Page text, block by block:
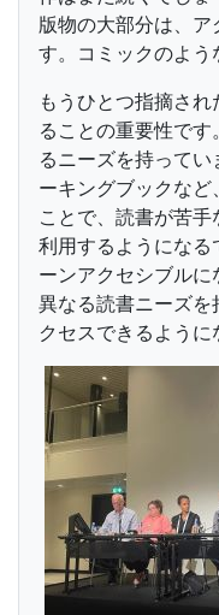
版物の大部分は、
す。コミックのよう
もうひとつ指摘さ
ることの重要性で
るニーズを持って
ーキングブックな
ことで、読書が苦
利用するようにな
ーンアクセシブル
異なる読書ニーズ
クセスできるように